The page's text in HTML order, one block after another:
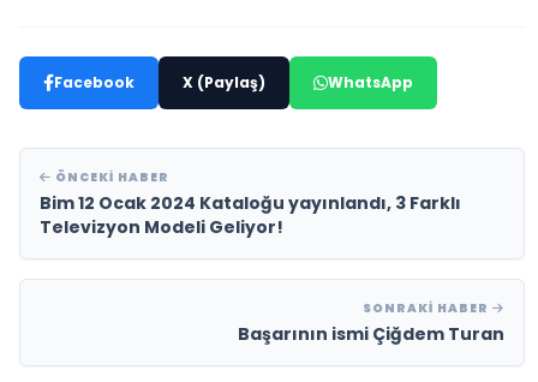
Facebook X (Paylaş) WhatsApp
ÖNCEKI HABER
Bim 12 Ocak 2024 Kataloğu yayınlandı, 3 Farklı
Televizyon Modeli Geliyor!
SONRAKI HABER
Başarının ismi Çiğdem Turan